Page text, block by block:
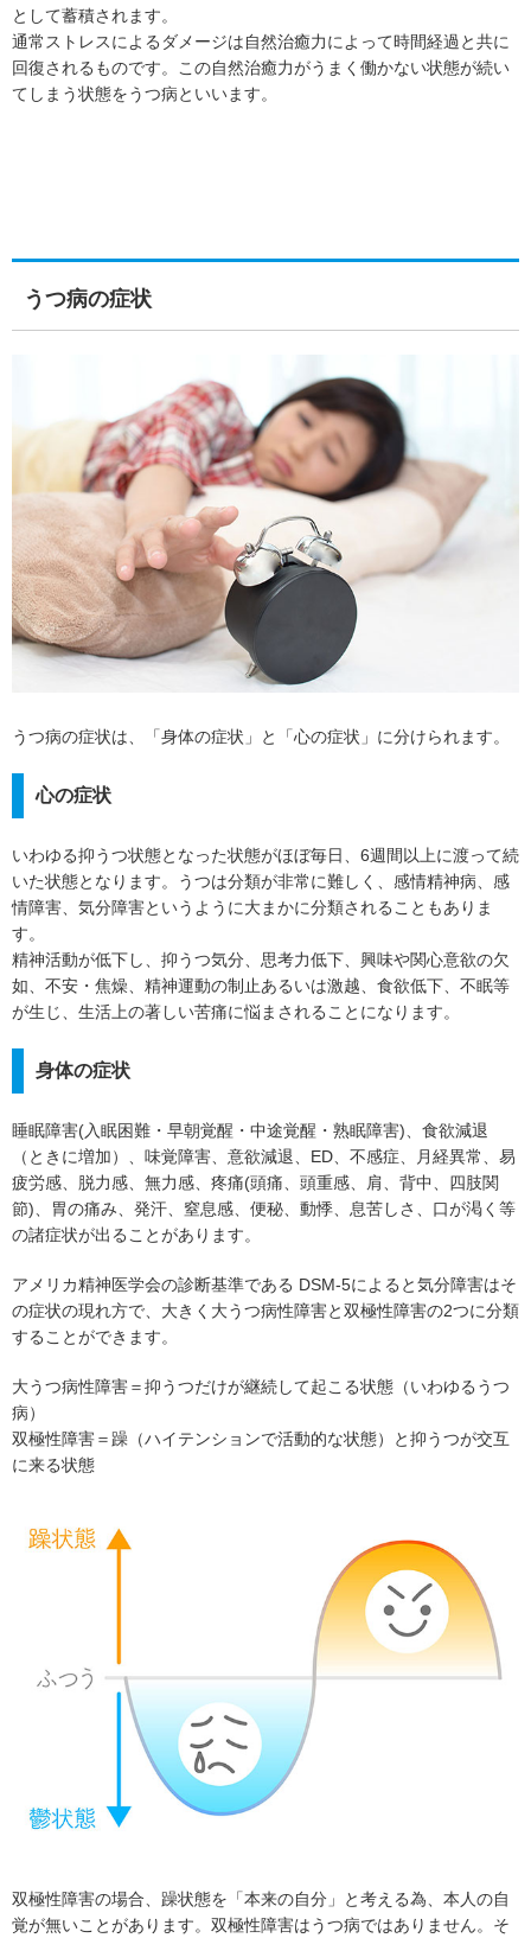
として蓄積されます。
通常ストレスによるダメージは自然治癒力によって時間経過と共に
回復されるものです。この自然治癒力がうまく働かない状態が続い
てしまう状態をうつ病といいます。
うつ病の症状
うつ病の症状は、「身体の症状」と「心の症状」に分けられます。
心の症状
いわゆる抑うつ状態となった状態がほぼ毎日、6週間以上に渡って続
いた状態となります。うつは分類が非常に難しく、感情精神病、感
情障害、気分障害というように大まかに分類されることもありま
す。
精神活動が低下し、抑うつ気分、思考力低下、興味や関心意欲の欠
如、不安・焦燥、精神運動の制止あるいは激越、食欲低下、不眠等
が生じ、生活上の著しい苦痛に悩まされることになります。
身体の症状
睡眠障害(入眠困難・早朝覚醒・中途覚醒・熟眠障害)、食欲減退
（ときに増加）、味覚障害、意欲減退、ED、不感症、月経異常、易
疲労感、脱力感、無力感、疼痛(頭痛、頭重感、肩、背中、四肢関
節)、胃の痛み、発汗、窒息感、便秘、動悸、息苦しさ、口が渇く等
の諸症状が出ることがあります。
アメリカ精神医学会の診断基準である DSM-5によると気分障害はそ
の症状の現れ方で、大きく大うつ病性障害と双極性障害の2つに分類
することができます。
大うつ病性障害＝抑うつだけが継続して起こる状態（いわゆるうつ
病）
双極性障害＝躁（ハイテンションで活動的な状態）と抑うつが交互
に来る状態
双極性障害の場合、躁状態を「本来の自分」と考える為、本人の自
覚が無いことがあります。双極性障害はうつ病ではありません。そ